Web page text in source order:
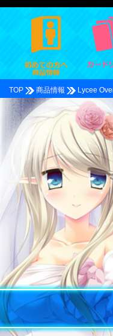
TOP 商品情報 Lycee